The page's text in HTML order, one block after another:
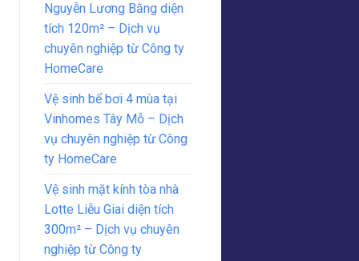
Nguyễn Lương Bằng diện
tích 120m² – Dịch vụ
chuyên nghiệp từ Công ty
HomeCare
Vệ sinh bể bơi 4 mùa tại
Vinhomes Tây Mỗ – Dịch
vụ chuyên nghiệp từ Công
ty HomeCare
Vệ sinh mặt kính tòa nhà
Lotte Liễu Giai diện tích
300m² – Dịch vụ chuyên
nghiệp từ Công ty